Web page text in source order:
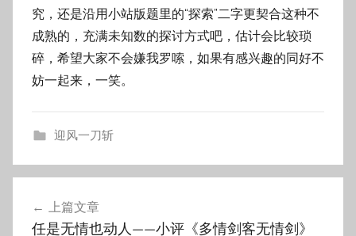
究，还是沿用小站版题里的“探索”二字更契合这种不
成熟的，充满未知数的探讨方式吧，估计会比较琐
碎，希望大家不会嫌我罗嗦，如果有感兴趣的同好不
妨一起来，一笑。
迎风一刀斩
上篇文章
任是无情也动人——小评《多情剑客无情剑》